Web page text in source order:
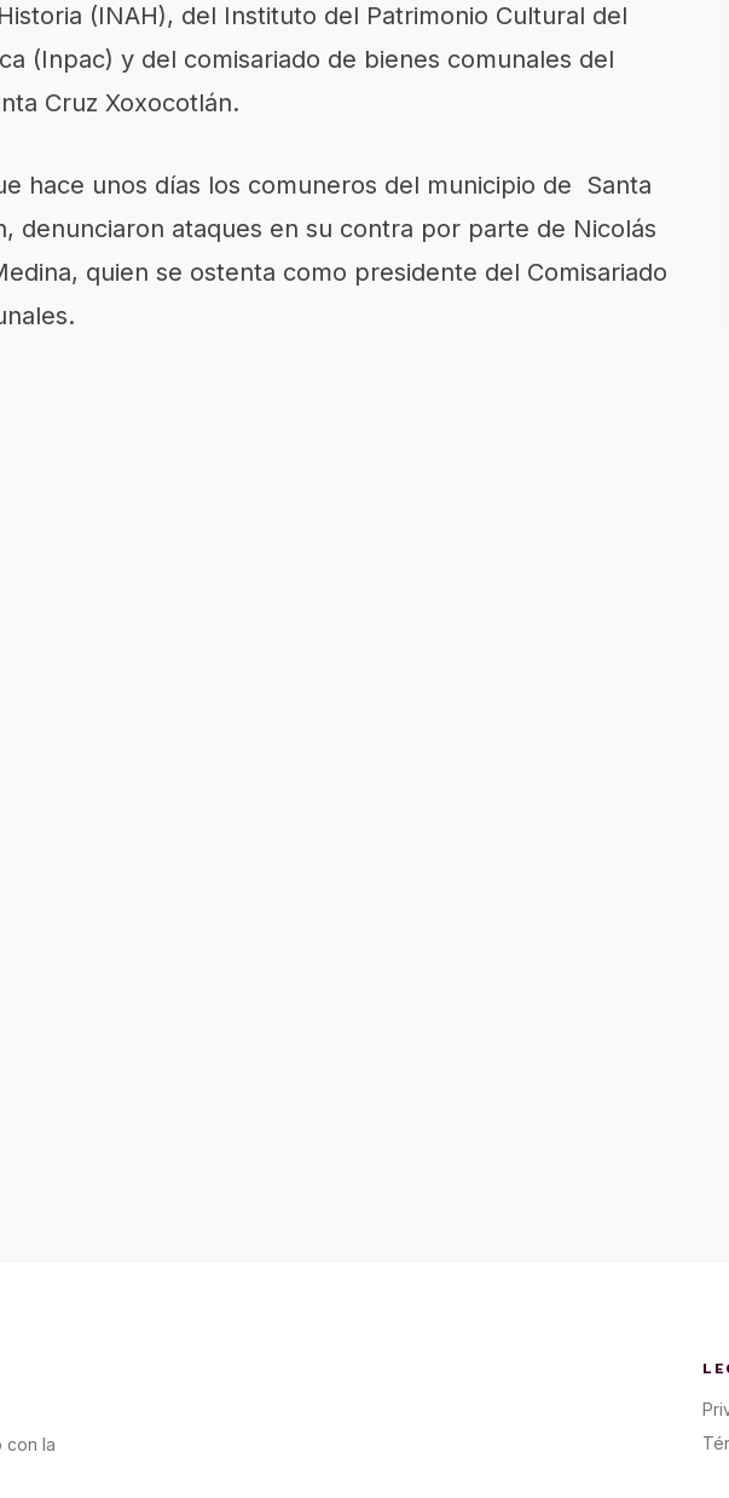
(INAH), del Instituto del Patrimonio Cultural del
(Inpac) y del comisariado de bienes comunales del
Cruz Xoxocotlán.
hace unos días los comuneros del municipio de Santa
denunciaron ataques en su contra por parte de Nicolás
quien se ostenta como presidente del Comisariado
con la